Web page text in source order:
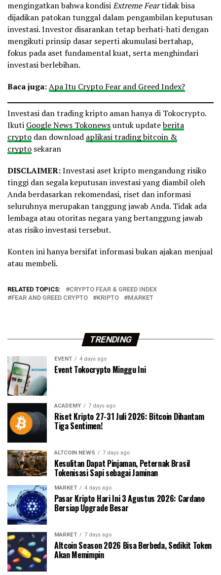
— Oriole Insights (@OrioleInsights)November 14, 2025
mengingatkan bahwa kondisiExtreme Feartidak bisa
dijadikan patokan tunggal dalam pengambilan keputusan
investasi. Investor disarankan tetap berhati-hati dengan
mengikuti prinsip dasar seperti akumulasi bertahap,
fokus pada aset fundamental kuat, serta menghindari
investasi berlebihan.
Baca juga:Apa Itu Crypto Fear and Greed Index?
Investasi dan trading kripto aman hanya di Tokocrypto.
Ikuti Google News Tokonewsuntuk updateberita
crypto dan download aplikasi trading bitcoin &
crypto sekaran
DISCLAIMER:Investasi aset kripto mengandung risiko
tinggi dan segala keputusan investasi yang diambil oleh
Anda berdasarkan rekomendasi, riset dan informasi
seluruhnya merupakan tanggung jawab Anda. Tidak ada
lembaga atau otoritas negara yang bertanggung jawab
atas risiko investasi tersebut.
Konten ini hanya bersifat informasi bukan ajakan menjual
atau membeli.
RELATED TOPICS:
CRYPTO FEAR & GREED INDEX
FEAR AND GREED CRYPTO
KRIPTO MARKET
TRENDING
EVENT 4 days ago
Event Tokocrypto Minggu Ini
ACADEMY 7 days ago
Riset Kripto 27-31 Juli 2026: Bitcoin Dihantam
Tiga Sentimen!
ALTCOIN NEWS 7 days ago
Kesulitan Dapat Pinjaman, Peternak Brasil
Tokenisasi Sapi sebagai Jaminan
MARKET 4 days ago
Pasar Kripto Hari Ini 3 Agustus 2026: Cardano
Bersiap Upgrade Besar
MARKET 7 days ago
Altcoin Season 2026 Bisa Berbeda, Sedikit Token
Akan Memimpin